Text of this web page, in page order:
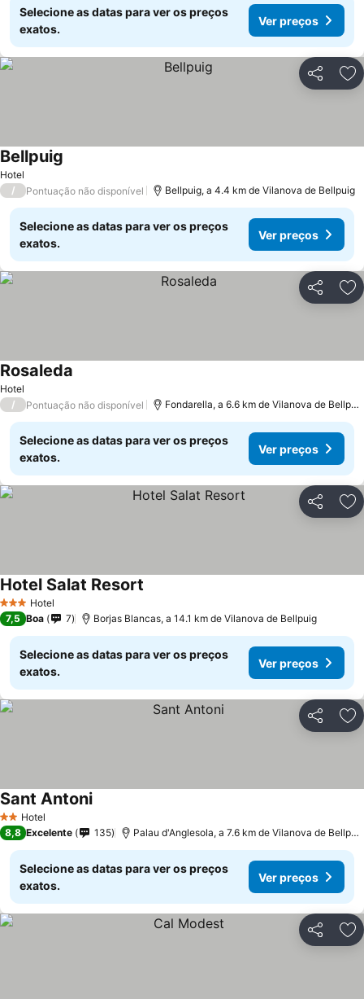
Selecione as datas para ver os preços
exatos.
Ver preços
Partilhar
Hotel
Bellpuig
/ Pontuação não disponível Bellpuig, a 4.4 km de Vilanova de Bellpuig
Selecione as datas para ver os preços
exatos.
Ver preços
Partilhar
Hotel
Rosaleda
/ Pontuação não disponível Fondarella, a 6.6 km de Vilanova de Bellpuig
Selecione as datas para ver os preços
exatos.
Ver preços
Partilhar
3 EstrelasHotel
Hotel Salat Resort
7,5 Boa 7 Borjas Blancas, a 14.1 km de Vilanova de Bellpuig
Selecione as datas para ver os preços
exatos.
Ver preços
Partilhar
2 Estrelas
Hotel
Sant Antoni
8,8 Excelente 135 Palau d'Anglesola, a 7.6 km de Vilanova de Bellpuig
Selecione as datas para ver os preços
exatos.
Ver preços
Partilhar